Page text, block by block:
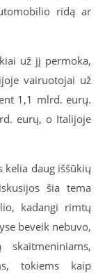
ridą ar
už jį permoka,
vairuotojai už
1,1 mlrd. eurų.
eurų, o Italijoje
daug iššūkių
šia tema
kadangi rimtų
beveik nebuvo,
tokiems kaip